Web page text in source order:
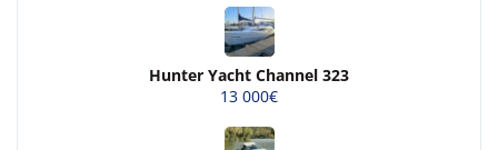
Hunter Yacht Channel 323
13 000€